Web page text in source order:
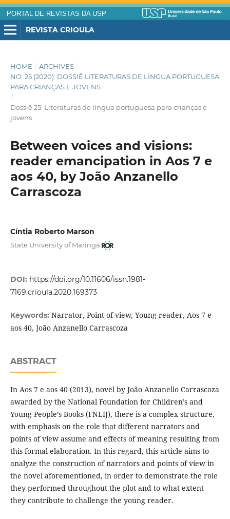
PORTAL DE REVISTAS DA USP
REVISTA CRIOULA
HOME / ARCHIVES /
NO. 25 (2020): DOSSIÊ LITERATURAS DE LÍNGUA PORTUGUESA
PARA CRIANÇAS E JOVENS
/
Dossiê 25: Literaturas de língua portuguesa para crianças e
jovens
Between voices and visions:
reader emancipation in Aos 7 e
aos 40, by João Anzanello
Carrascoza
Cíntia Roberto Marson
State University of Maringá
DOI: https://doi.org/10.11606/issn.1981-
7169.crioula.2020.169373
Keywords: Narrator, Point of view, Young reader, Aos 7 e
aos 40, João Anzanello Carrascoza
ABSTRACT
In Aos 7 e aos 40 (2013), novel by João Anzanello Carrascoza
awarded by the National Foundation for Children’s and
Young People’s Books (FNLIJ), there is a complex structure,
with emphasis on the role that different narrators and
points of view assume and effects of meaning resulting from
this formal elaboration. In this regard, this article aims to
analyze the construction of narrators and points of view in
the novel aforementioned, in order to demonstrate the role
they performed throughout the plot and to what extent
they contribute to challenge the young reader.